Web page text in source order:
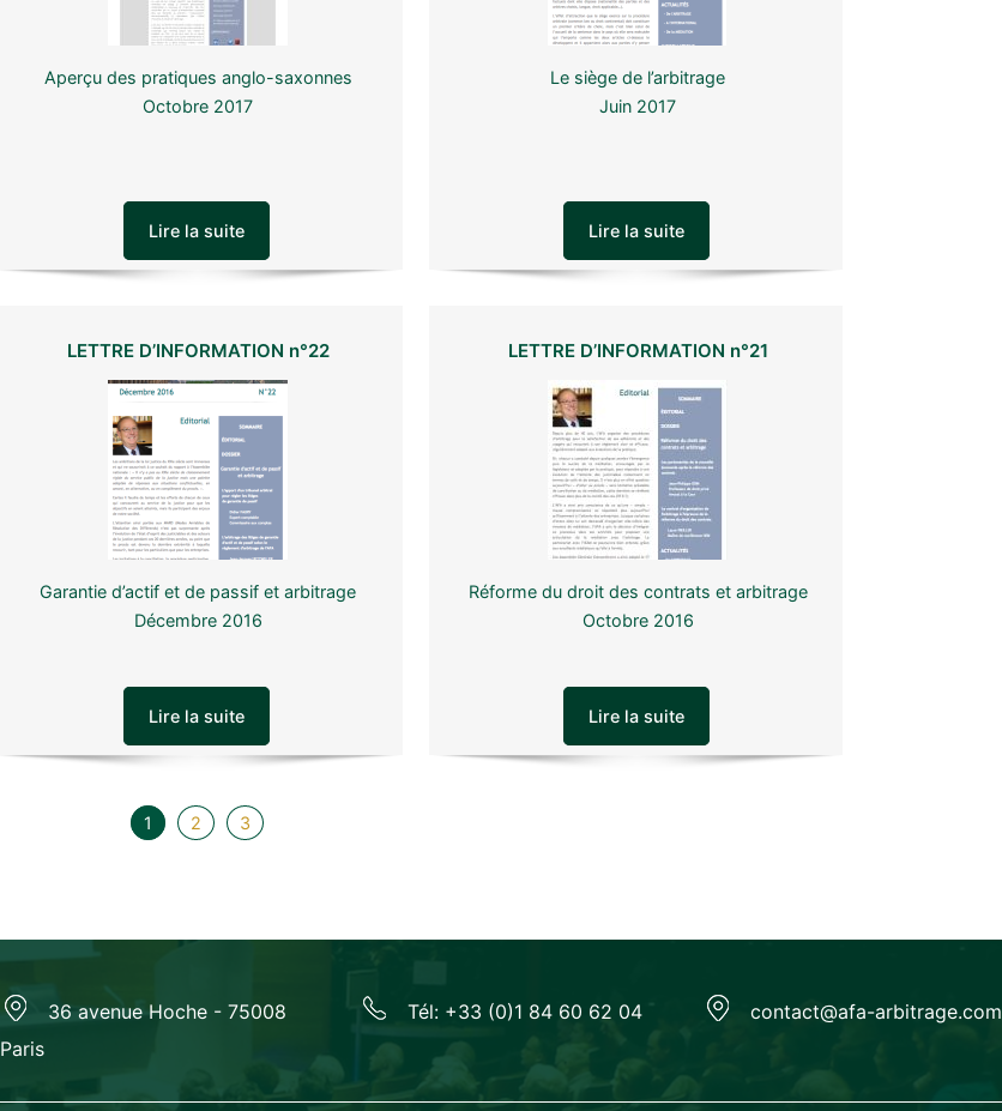
Aperçu des pratiques anglo-saxonnes
Octobre 2017
Lire la suite
Le siège de l’arbitrage
Juin 2017
Lire la suite
LETTRE D’INFORMATION n°22
Garantie d’actif et de passif et arbitrage
Décembre 2016
Lire la suite
LETTRE D’INFORMATION n°21
Réforme du droit des contrats et arbitrage
Octobre 2016
Lire la suite
1 2 3
36 avenue Hoche - 75008
Paris
Tél: +33 (0)1 84 60 62 04 contact@afa-arbitrage.com